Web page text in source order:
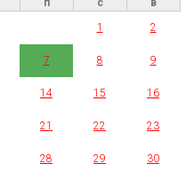
п с
в
1
2
7 8 9
14 15 16
21 22 23
28 29 30